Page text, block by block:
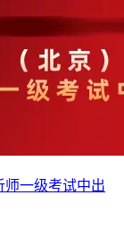
师一级考试中出